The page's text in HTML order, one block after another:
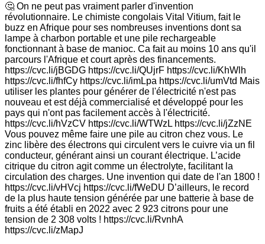
🤔 On ne peut pas vraiment parler d'invention
révolutionnaire. Le chimiste congolais Vital Vitium, fait le
buzz en Afrique pour ses nombreuses inventions dont sa
lampe à charbon portable et une pile rechargeable
fonctionnant à base de manioc. Ca fait au moins 10 ans qu'il
parcours l'Afrique et court après des financements.
https://cvc.li/jBGDG https://cvc.li/QUjrF https://cvc.li/KhWlh
https://cvc.li/fhfCy https://cvc.li/imLpa https://cvc.li/umVtd Mais
utiliser les plantes pour générer de l'électricité n'est pas
nouveau et est déjà commercialisé et développé pour les
pays qui n'ont pas facilement accès à l'électricité.
https://cvc.li/hVzCV https://cvc.li/WTWzL https://cvc.li/jZzNE
Vous pouvez même faire une pile au citron chez vous. Le
zinc libère des électrons qui circulent vers le cuivre via un fil
conducteur, générant ainsi un courant électrique. L’acide
citrique du citron agit comme un électrolyte, facilitant la
circulation des charges. Une invention qui date de l'an 1800 !
https://cvc.li/vHVcj https://cvc.li/fWeDU D’ailleurs, le record
de la plus haute tension générée par une batterie à base de
fruits a été établi en 2022 avec 2 923 citrons pour une
tension de 2 308 volts ! https://cvc.li/RvnhA
https://cvc.li/zMapJ